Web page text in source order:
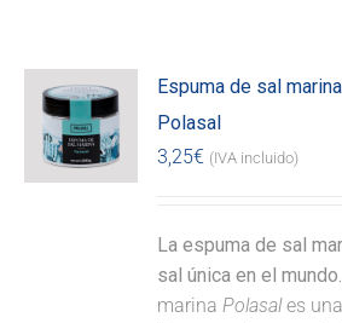
Espuma de sal
Polasal
3,25€ (IVA incluido)
La espuma de sal
sal única en el mundo.
marinaPolasales